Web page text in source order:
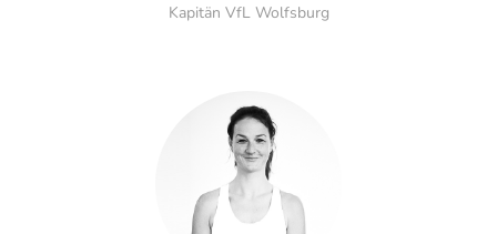
Kapitän VfL Wolfsburg